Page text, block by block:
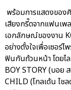
พร้อมการแสดงของ
เสียงกรี๊ดจากแฟนเ
เอกลักษณ์ของงาน
อย่างตั้งใจเพื่อเซอร์
ฟินกันถ้วนหน้า โดยไ
BOY STORY (บอย
CHILD (โกลเด้น ไช